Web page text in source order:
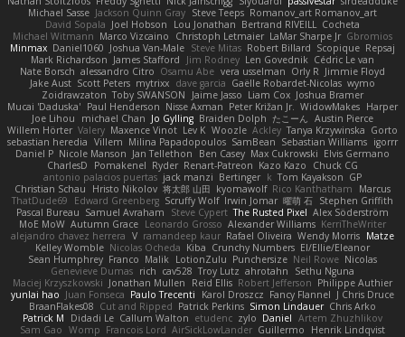
Michael Sasse Jackson Quinn Gray Steve Teeps Romanov_art Romanov_art
David Sopala Joel Hobson Lou Jonathan Bertrand RIVEILL
Cocheta
Michael Witmann Marco Vizcaino Christoph Letmaier LaMar Sharpe Jr Gbromios
Minmax Daniel1060 Joshua Van-Male Steve Mitas Robert Billard Scopique Repsaj
Mark Richardson James Stafford Jim Rodney Len Govednik Cédric Le van
Nate Borsch alessandro Citro Osamu Abe vera usselman Orly R Jimmie Floyd
Jake Aust Scott Peters mytrixx dave garcia Gaëlle Robardet-Nicolas wymo
Zoidrawzaton Toby SWANSON Jaime Jasso Liam Cox Joshua Bramer
Mucai 'Daduska' Paul Henderson Nisse Axman Peter Križan Jr. WidowMakes Harper
Joe Lihou
michael Chan Jo Gylling Braiden Dolph たこーん
Austin Pierce
Willem Hörter Valery Maxence Vinot Lev K Woozle Ackley Tanya Krzywinska Gorto
sebastian heredia Villem Milina Papadopoulos SamBean Sebastian Williams igorrr
Daniel P Nicole Manson Jan Tellethon Ben Casey Max Cukrowski Elvis Germano
CharlesD
Pomakenel Ryder Renart-Patreon Kazo Kazo
Chuck CG
antonio palacios puertas jack manzi Bertinger k Tom Kayakson GP
Christian Schau
Hristo Nikolov 将太郎 山田 kyomawolf Rico Kanthatham
Marcus
ThatDude69
Edward Greenberg Scruffy Wolf Irwin Jomar 曜萌 石 Stephen Griffith
Pascal Bureau Samuel Avraham Steve Cypert The Rusted Pixel Alex Söderström
MoE MoW Autumn Grace Leonardo Grosso Alexander Williams KerriTheWriter
alejandro chavez herrera V ramandeep kaur Rafael Oliveira Wendy Morris Matze
Kelley Womble Nicolas Ocheda Kiba Crunchy Numbers El/Ellie/Eleanor
Sean Humphrey Franco Malik LotionZulu Punchersize Neil Rowe Nicolas
Genevieve Dumas rich cav528 Troy Lutz ahrotahn
Sethu Nguna
Maciej Krzyszkowski Jonathan Mullen Reid Ellis Robert Jefferson Philippe Authier
yunlai hao Juan Fonseca Paulo Trecenti Karol Droszcz Fancy Flannel J Chris Druce
BraanFlakes08 Cut and Ripped Patrick Perkins Simon Lindauer Chris Arko
Patrick M
Didadi Le Callum Walton etudenc zylo Daniel Artem Zhuzhlikov
Sam Gao Womp Francois Lord AirSickLowLander Guillermo
Henrik Lindqvist